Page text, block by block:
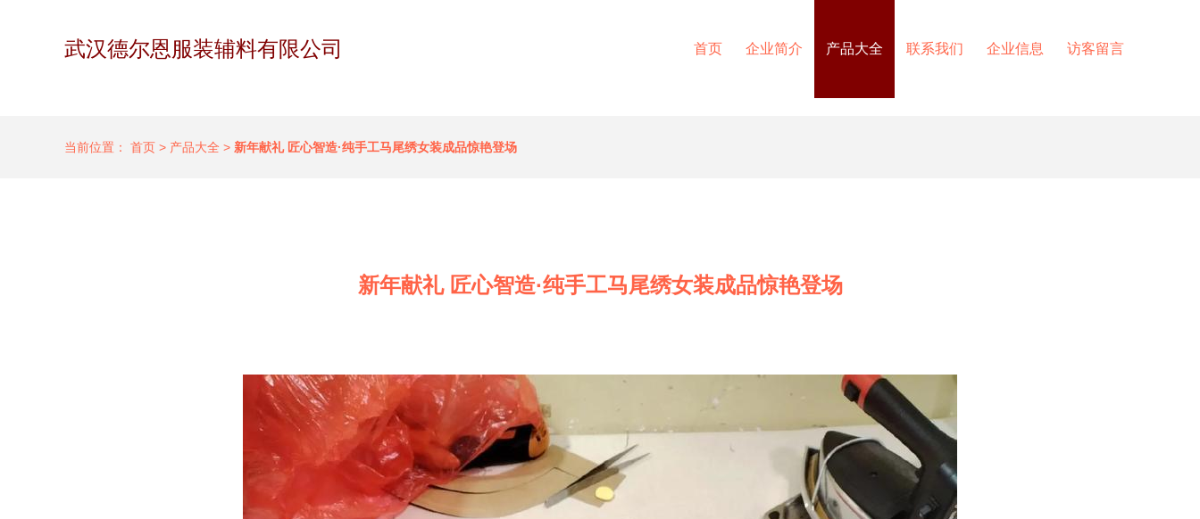
武汉德尔恩服装辅料有限公司 首页 企业简介 产品大全 联系我们 企业信息 访客留言
当前位置： 首页 > 产品大全 > 新年献礼 匠心智造·纯手工马尾绣女装成品惊艳登场
新年献礼 匠心智造·纯手工马尾绣女装成品惊艳登场